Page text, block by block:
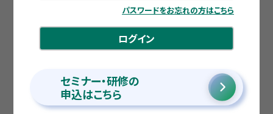
パスワードをお忘れの方はこちら
ログイン
セミナー・研修の
申込はこちら